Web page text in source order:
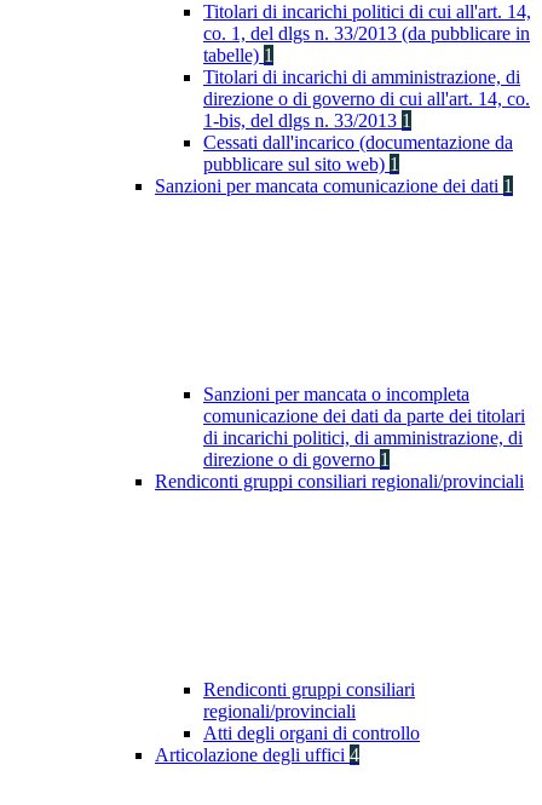
Titolari di incarichi politici di cui all'art. 14,
co. 1, del dlgs n. 33/2013 (da pubblicare in
tabelle) 1
Titolari di incarichi di amministrazione, di
direzione o di governo di cui all'art. 14, co.
1-bis, del dlgs n. 33/2013 1
Cessati dall'incarico (documentazione da
pubblicare sul sito web) 1
Sanzioni per mancata comunicazione dei dati 1
Sanzioni per mancata o incompleta
comunicazione dei dati da parte dei titolari
di incarichi politici, di amministrazione, di
direzione o di governo 1
Rendiconti gruppi consiliari regionali/provinciali
Rendiconti gruppi consiliari
regionali/provinciali
Atti degli organi di controllo
Articolazione degli uffici 4